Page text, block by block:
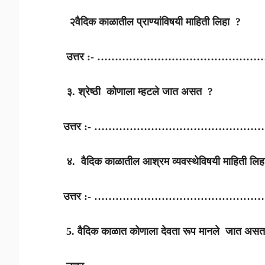
२वैदिक काळातील प्राण्यांविषयी माहिती लिहा ?
उत्तर :-
३. श्रेष्ठी कोणाला म्हटले जात असत ?
उत्तर :-
४. वैदिक काळातील आश्रम व्यवस्थेविषयी माहिती
उत्तर :-
5. वैदिक काळात कोणाला देवता रूप मानले जात